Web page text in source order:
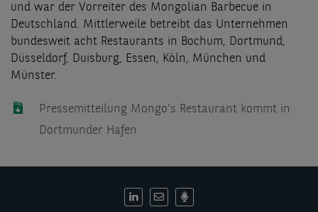
und war der Vorreiter des Mongolian Barbecue in
Deutschland. Mittlerweile betreibt das Unternehmen
bundesweit acht Restaurants in Bochum, Dortmund,
Düsseldorf, Duisburg, Essen, Köln, München und
Münster.
Pressemitteilung Mongo’s Restaurant kommt in
Dortmunder Hafen